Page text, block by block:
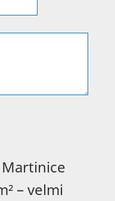
– velmi